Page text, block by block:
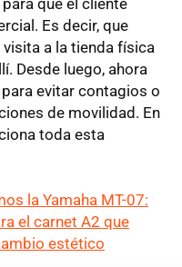
que el cliente
Es decir, que
a la tienda física
Desde luego, ahora
evitar contagios o
de movilidad. En
toda esta
la Yamaha MT-07:
el carnet A2 que
estético